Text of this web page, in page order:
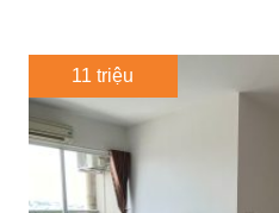
11 triệu